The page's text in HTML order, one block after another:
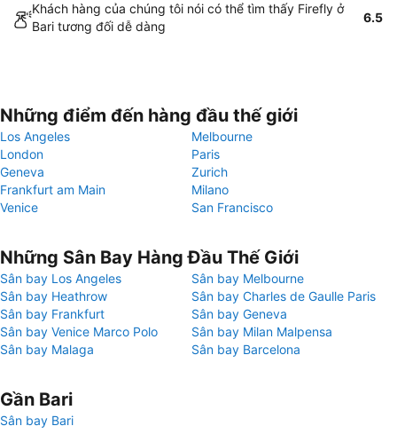
Khách hàng của chúng tôi nói có thể tìm thấy Firefly ở
Bari tương đối dễ dàng
6.5
Những điểm đến hàng đầu thế giới
Los Angeles
Melbourne
London
Paris
Geneva
Zurich
Frankfurt am Main
Milano
Venice
San Francisco
Những Sân Bay Hàng Đầu Thế Giới
Sân bay Los Angeles
Sân bay Melbourne
Sân bay Heathrow
Sân bay Charles de Gaulle Paris
Sân bay Frankfurt
Sân bay Geneva
Sân bay Venice Marco Polo
Sân bay Milan Malpensa
Sân bay Malaga
Sân bay Barcelona
Gần Bari
Sân bay Bari